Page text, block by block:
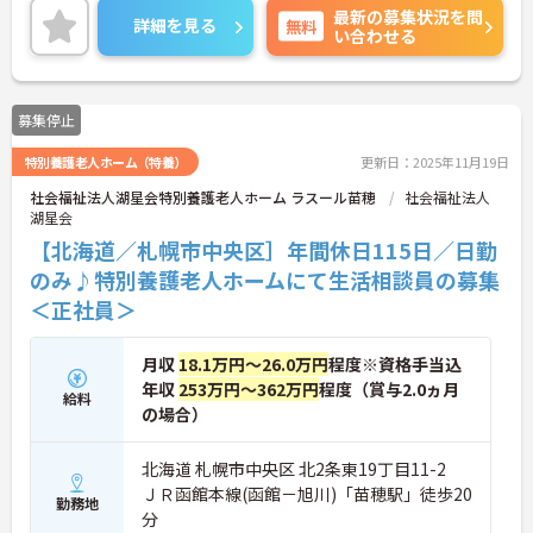
や、グローバル化にも対応できるアプリ開発なども
積極的に行なうなど人材育成にも力を入れていま
す。
福利厚生モ充実しており、長く安心してご就業いた
だけます。
ご興味ある方には、面接対策ポイントなど、さらに
詳細をお話しいたしますのでお気軽にご相談くださ
い！
詳細を見る 無料
最新の募集状況を問
い合わせる
募集停止
特別養護老人ホーム（特養） 更新日：2025年11月19日
社会福祉法人湖星会特別養護老人ホーム ラスール苗穂
社会福祉法人
湖星会
【北海道／札幌市中央区］年間休日115日／日勤
のみ♪特別養護老人ホームにて生活相談員の募集
＜正社員＞
給料
月収 18.1万円～26.0万円程度※資格手当込
年収 253万円～362万円程度（賞与2.0ヵ月
の場合）
勤務地
北海道 札幌市中央区 北2条東19丁目11-2
ＪＲ函館本線(函館－旭川)「苗穂駅」徒歩20
分